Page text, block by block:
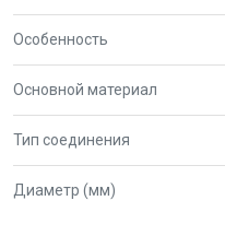
Особенность
Основной материал
Тип соединения
Диаметр (мм)